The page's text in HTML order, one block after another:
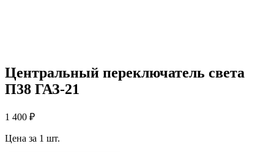
Центральный переключатель света
П38 ГАЗ-21
1 400 ₽
Цена за 1 шт.